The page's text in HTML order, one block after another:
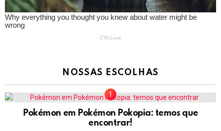
NOSSAS ESCOLHAS
Pokémon em Pokémon Pokopia: temos que
encontrar!